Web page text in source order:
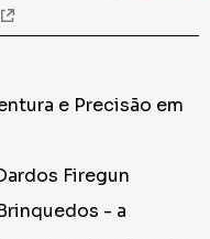
e Precisão em
Firegun
- a